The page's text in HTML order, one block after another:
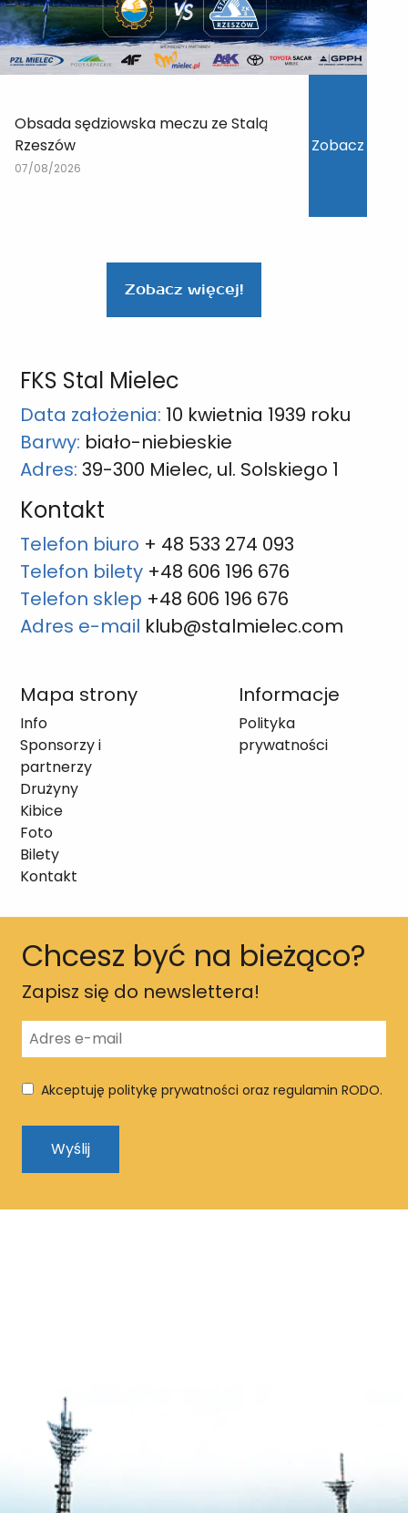
Obsada sędziowska meczu ze Stalą
Rzeszów
07/08/2026
Zobacz
Zobacz więcej!
FKS Stal Mielec
Data założenia: 10 kwietnia 1939 roku
Barwy: biało-niebieskie
Adres: 39-300 Mielec, ul. Solskiego 1
Kontakt
Telefon biuro + 48 533 274 093
Telefon bilety +48 606 196 676
Telefon sklep +48 606 196 676
Adres e-mail klub@stalmielec.com
Mapa strony
Info
Sponsorzy i
partnerzy
Drużyny
Kibice
Foto
Bilety
Kontakt
Informacje
Polityka
prywatności
Chcesz być na bieżąco?
Zapisz się do newslettera!
Akceptuję politykę prywatności oraz regulamin RODO.